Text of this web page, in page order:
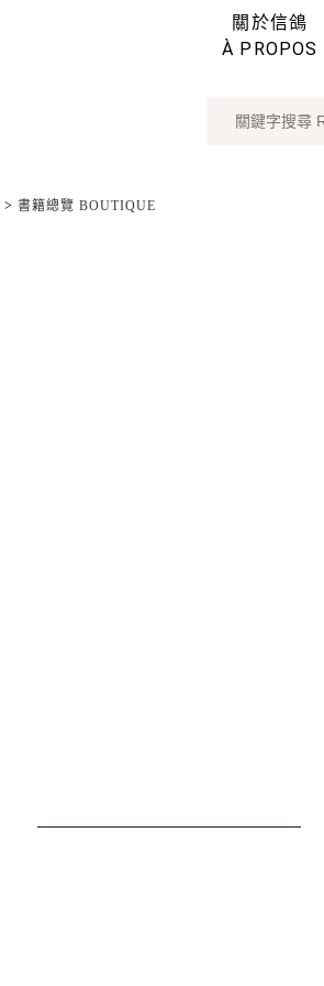
關於信鴿
À PROPOS
> 書籍總覽 BOUTIQUE